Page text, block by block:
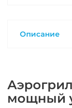
Описание
мощный